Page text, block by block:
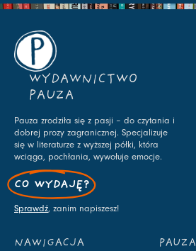
WYDAWNICTWO
PAUZA
Pauza zrodziła się z pasji – do czytania i
dobrej prozy zagranicznej. Specjalizuje
się w literaturze z wyższej półki, która
wciąga, pochłania, wywołuje emocje.
CO WYDAJĘ?
Sprawdź, zanim napiszesz!
NAWIGACJA PAUZA